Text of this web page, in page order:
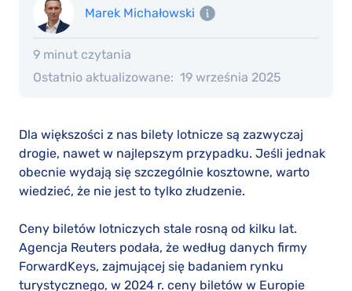
Marek Michałowski
9 minut czytania
Ostatnio aktualizowane: 19 września 2025
Dla większości z nas bilety lotnicze są zazwyczaj
drogie, nawet w najlepszym przypadku. Jeśli jednak
obecnie wydają się szczególnie kosztowne, warto
wiedzieć, że nie jest to tylko złudzenie.
Ceny biletów lotniczych stale rosną od kilku lat.
Agencja Reuters podała, że według danych firmy
ForwardKeys, zajmującej się badaniem rynku
turystycznego, w 2024 r. ceny biletów w Europie